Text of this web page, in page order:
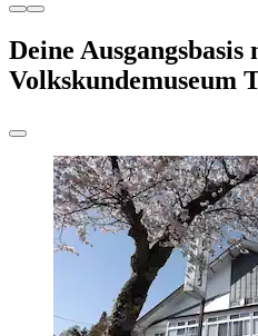
Deine Ausgangsbasis
Volkskundemuseum